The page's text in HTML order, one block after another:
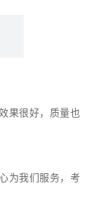
果很好，质量也
为我们服务，考